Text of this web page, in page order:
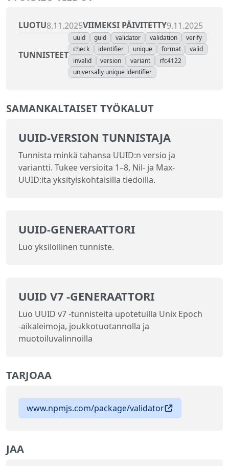
LUOTU8.11.2025VIIMEKSI PÄIVITETTY9.11.2025
TUNNISTEET
uuid guid validator validation
verify
check
identifier unique format
valid
invalid
version variant
rfc4122
universally unique identifier
SAMANKALTAISET TYÖKALUT
UUID-VERSION TUNNISTAJA
Tunnista minkä tahansa UUID:n versio ja
variantti. Tukee versioita 1–8, Nil- ja Max-
UUID:ita yksityiskohtaisilla tiedoilla.
UUID‑GENERAATTORI
Luo yksilöllinen tunniste.
UUID V7 -GENERAATTORI
Luo UUID v7 -tunnisteita upotetuilla Unix Epoch
-aikaleimoja, joukkotuotannolla ja
muotoiluvalinnoilla
TARJOAA
www.npmjs.com/package/validator
JAA